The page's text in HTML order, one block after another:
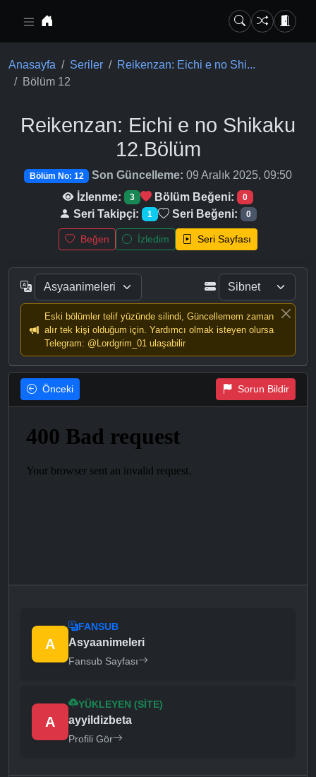
Anasayfa Seriler
Reikenzan: Eichi e no Shi...
Bölüm 12
Reikenzan: Eichi e no Shikaku
12.Bölüm
Bölüm No: 12 Son Güncelleme: 09 Aralık 2025, 09:50
İzlenme:
3 Bölüm Beğeni: 0
Seri Takipçi: 1 Seri Beğeni: 0
Beğen İzledim Seri Sayfası
Eski bölümler telif yüzünde silindi, Güncellemem zaman
alır tek kişi olduğum için. Yardımcı olmak isteyen olursa
Telegram: @Lordgrim_01 ulaşabilir
Önceki Sorun Bildir
A
FANSUB
Asyaanimeleri
Fansub Sayfası
A
YÜKLEYEN (SITE)
ayyildizbeta
Profili Gör